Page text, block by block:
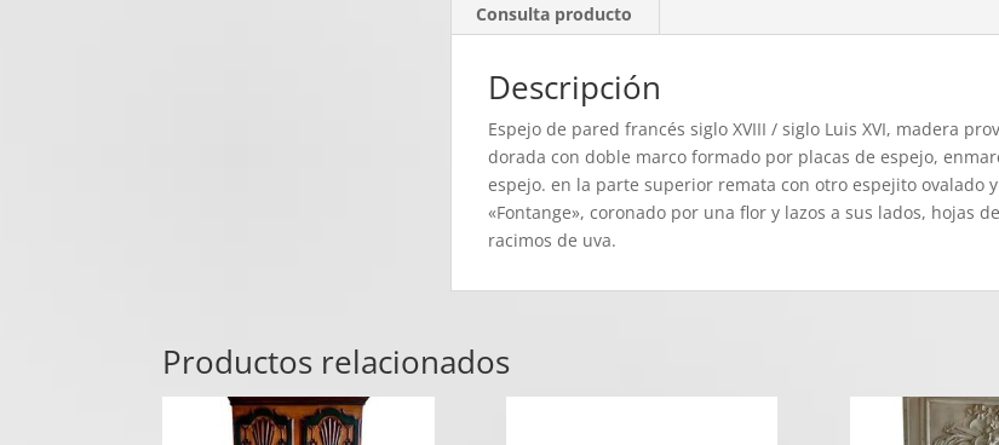
Consulta producto
Descripción
Espejo de pared francés siglo XVIII / siglo Luis XVI, madera
dorada con doble marco formado por placas de espejo,
espejo. en la parte superior remata con otro espejito ovalado
«Fontange», coronado por una flor y lazos a sus lados, hojas
racimos de uva.
Productos relacionados